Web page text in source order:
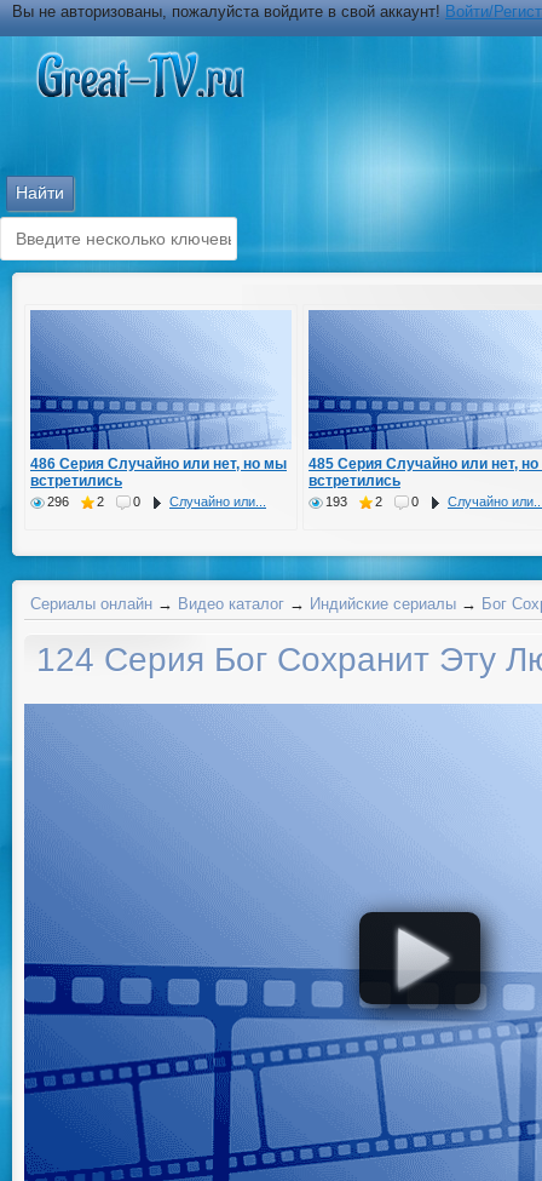
Вы не авторизованы, пожалуйста войдите в свой аккаунт!Войти/
486 Серия Случайно или нет, но мы
встретились
296 2 0 Случайно или...
485 Серия Случайно или нет,
встретились
193 2 0 Случайно
Сериалы онлайн → Видео каталог → Индийские сериалы → Бог
124 Серия Бог Сохранит Эту